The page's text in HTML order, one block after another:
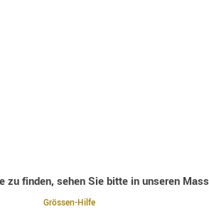
zu finden, sehen Sie bitte in unseren
Grössen-Hilfe